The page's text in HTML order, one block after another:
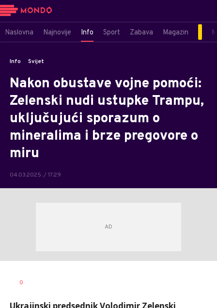
Naslovna Najnovije Info Sport Zabava Magazin
Info Svijet
Nakon obustave vojne pomoći:
Zelenski nudi ustupke Trampu,
uključujući sporazum o
mineralima i brze pregovore o
miru
04.03.2025. / 17:29
AUTOR
0